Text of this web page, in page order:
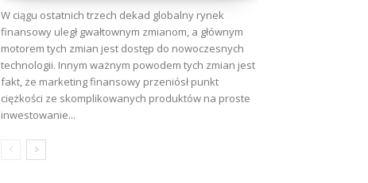
W ciągu ostatnich trzech dekad globalny rynek
finansowy uległ gwałtownym zmianom, a głównym
motorem tych zmian jest dostęp do nowoczesnych
technologii. Innym ważnym powodem tych zmian jest
fakt, że marketing finansowy przeniósł punkt
ciężkości ze skomplikowanych produktów na proste
inwestowanie...